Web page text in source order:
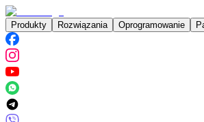
Produkty Rozwiązania Oprogramowanie